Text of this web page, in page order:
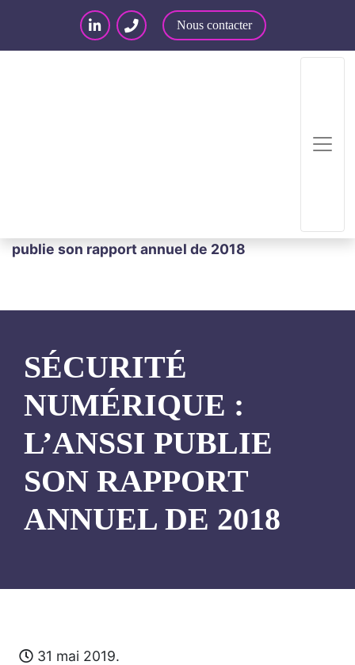
Nous contacter
Sécurité numérique : l’ANSSI
publie son rapport annuel de 2018
SÉCURITÉ
NUMÉRIQUE :
L’ANSSI PUBLIE
SON RAPPORT
ANNUEL DE 2018
31 mai 2019.